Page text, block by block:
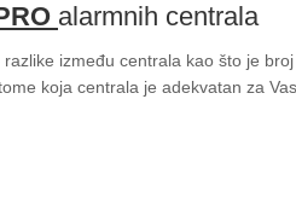
alarmnih centrala
između centrala kao što je
koja centrala je adekvatan za